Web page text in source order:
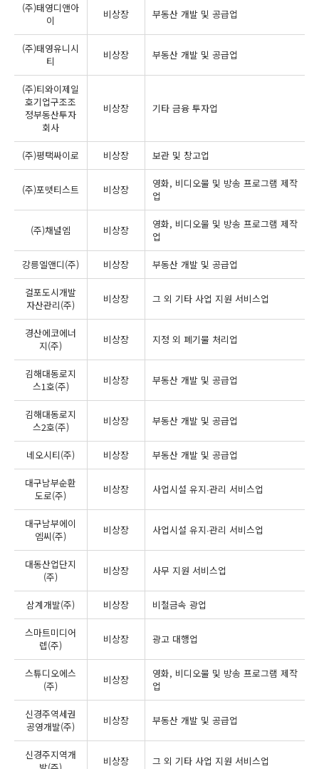
(주)태영디앤아
이
비상장 부동산 개발 및 공급업
(주)태영유니시
티
비상장 부동산 개발 및 공급업
(주)티와이제일
호기업구조조
정부동산투자
회사
비상장 기타 금융 투자업
(주)평택싸이로 비상장 보관 및 창고업
(주)포맷티스트 비상장
영화, 비디오물 및 방송 프로그램 제작
업
(주)채널엠 비상장
영화, 비디오물 및 방송 프로그램 제작
업
강릉엘앤디(주) 비상장 부동산 개발 및 공급업
걸포도시개발
자산관리(주)
비상장 그 외 기타 사업 지원 서비스업
경산에코에너
지(주)
비상장 지정 외 폐기물 처리업
김해대동로지
스1호(주)
비상장 부동산 개발 및 공급업
김해대동로지
스2호(주)
비상장 부동산 개발 및 공급업
네오시티(주) 비상장 부동산 개발 및 공급업
대구남부순환
도로(주)
비상장 사업시설 유지∙관리 서비스업
대구남부에이
엠씨(주)
비상장 사업시설 유지∙관리 서비스업
대동산업단지
(주)
비상장 사무 지원 서비스업
삼계개발(주) 비상장 비철금속 광업
스마트미디어
렙(주)
비상장 광고 대행업
스튜디오에스
(주)
비상장
영화, 비디오물 및 방송 프로그램 제작
업
신경주역세권
공영개발(주)
비상장 부동산 개발 및 공급업
신경주지역개
비상장 그 외 기타 사업 지원 서비스업